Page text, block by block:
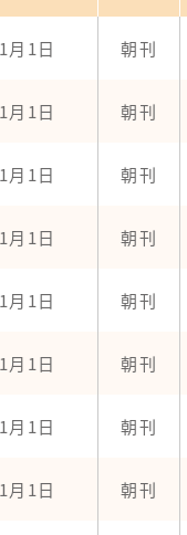
月1日 朝刊
月1日 朝刊
月1日 朝刊
月1日 朝刊
月1日 朝刊
月1日 朝刊
月1日 朝刊
月1日 朝刊